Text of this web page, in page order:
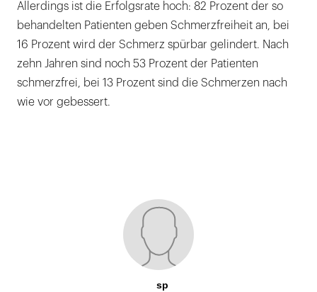
Allerdings ist die Erfolgsrate hoch: 82 Prozent der so
behandelten Patienten geben Schmerzfreiheit an, bei
16 Prozent wird der Schmerz spürbar gelindert. Nach
zehn Jahren sind noch 53 Prozent der Patienten
schmerzfrei, bei 13 Prozent sind die Schmerzen nach
wie vor gebessert.
sp